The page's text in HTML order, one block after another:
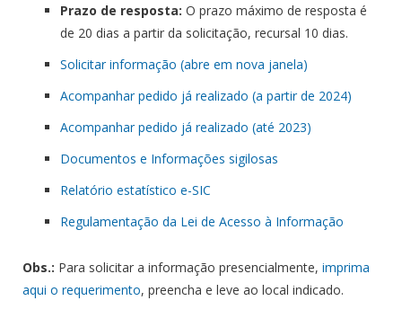
Prazo de resposta: O prazo máximo de resposta é
de 20 dias a partir da solicitação, recursal 10 dias.
Solicitar informação (abre em nova janela)
Acompanhar pedido já realizado (a partir de 2024)
Acompanhar pedido já realizado (até 2023)
Documentos e Informações sigilosas
Relatório estatístico e-SIC
Regulamentação da Lei de Acesso à Informação
Obs.: Para solicitar a informação presencialmente, imprima
aqui o requerimento, preencha e leve ao local indicado.